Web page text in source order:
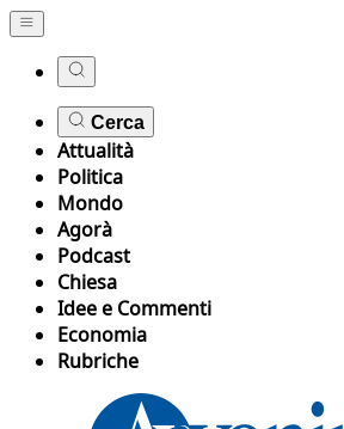
Cerca
Attualità
Politica
Mondo
Agorà
Podcast
Chiesa
Idee e Commenti
Economia
Rubriche